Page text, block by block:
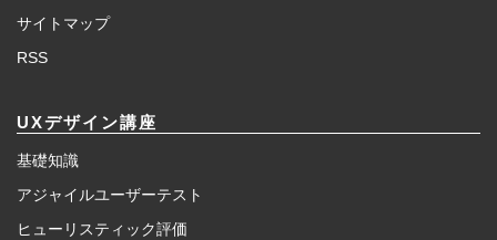
サイトマップ
RSS
UXデザイン講座
基礎知識
アジャイルユーザーテスト
ヒューリスティック評価